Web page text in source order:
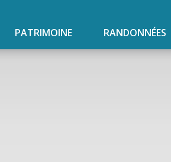
PATRIMOINE RANDONNÉES